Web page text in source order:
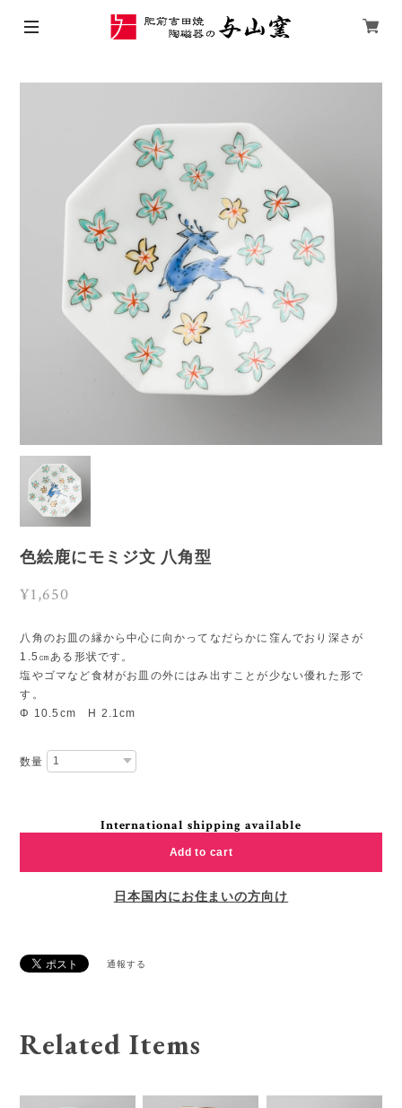
色絵鹿にモミジ文 八角型
¥1,650
八角のお皿の縁から中心に向かってなだらかに窪んでおり深さが
1.5㎝ある形状です。
塩やゴマなど食材がお皿の外にはみ出すことが少ない優れた形で
す。
Φ 10.5cm H 2.1cm
数量
International shipping available
Add to cart
日本国内にお住まいの方向け
通報する
Related Items